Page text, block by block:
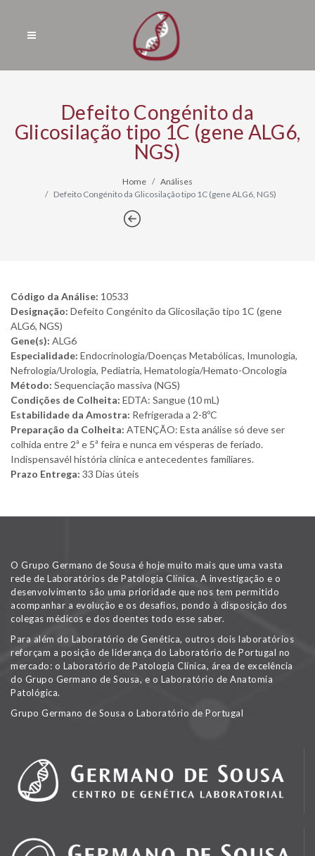
Defeito Congénito da
Glicosilação tipo 1C (gene ALG6,
NGS)
Home
Análises
Defeito Congénito da Glicosilação tipo 1C (gene ALG6, NGS)
Código da Análise: 10533
Designação: Defeito Congénito da Glicosilação tipo 1C (gene
ALG6, NGS)
Gene(s): ALG6
Especialidade: Endocrinologia/Doenças Metabólicas, Imunologia,
Nefrologia/Urologia, Pediatria, Hematologia/Hemato-Oncologia
Método: Sequenciação massiva (NGS)
Condições de Colheita: EDTA: Sangue (10 mL)
Estabilidade da Amostra: Refrigerada a 2-8ºC
Preparação da Colheita: ATENÇÃO: Esta análise só deve ser
colhida entre 2ª e 5ª feira e nunca em vésperas de feriado.
Indispensavél história clínica e antecedentes familiares.
Prazo Entrega: 33 Dias úteis
O Grupo Germano de Sousa é hoje muito mais que uma vasta
rede de Laboratórios de Patologia Clínica. A investigação e o
desenvolvimento são uma prioridade que nos tem permitido
acompanhar a evolução e os desafios, pondo à disposição dos
colegas médicos e dos doentes todo esse saber.
Para além do Laboratório de Genética, outros dois laboratórios
reforçam a posição de liderança do Laboratório de Portugal no
mercado: o Laboratório de Patologia Clínica, área de excelência
do Grupo Germano de Sousa, e o Laboratório de Anatomia
Patológica.
Grupo Germano de Sousa o Laboratório de Portugal